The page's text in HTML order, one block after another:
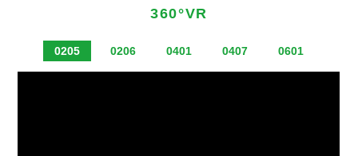
360°VR
0205 0206 0401 0407 0601